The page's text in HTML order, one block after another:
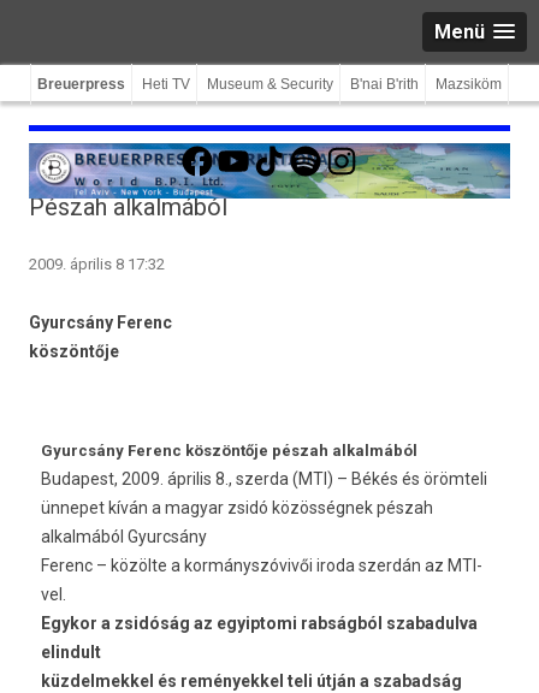
Menü
Breuerpress Heti TV Museum & Security B'nai B'rith Mazsiköm
Facebook
YouTube
TikTokSpotifyInstagram
Pészah alkalmából
2009. április 8 17:32
Gyurcsány Ferenc
köszöntője
Gyurcsány Ferenc köszöntője pészah alkalmából
Budapest, 2009. április 8., szerda (MTI) – Békés és örömteli
ünnepet kíván a magyar zsidó közösségnek pészah
alkalmából Gyurcsány
Ferenc – közölte a kormányszóvivői iroda szerdán az MTI-
vel.
Egykor a zsidóság az egyiptomi rabságból szabadulva
elindult
küzdelmekkel és reményekkel teli útján a szabadság